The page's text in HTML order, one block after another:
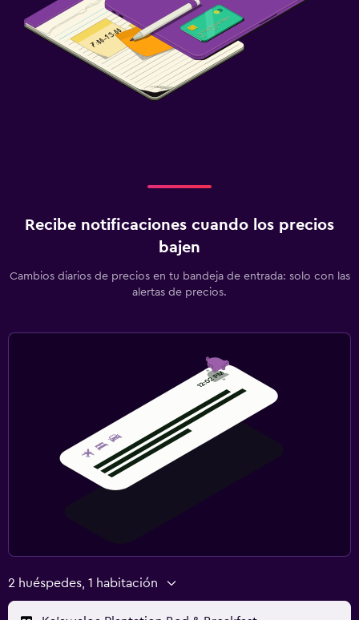
Recibe notificaciones cuando los precios
bajen
Cambios diarios de precios en tu bandeja de entrada: solo con las
alertas de precios.
2 huéspedes, 1 habitación